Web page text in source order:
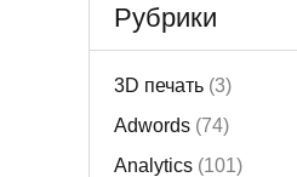
Рубрики
3D печать(3)
Adwords(74)
Analytics(101)